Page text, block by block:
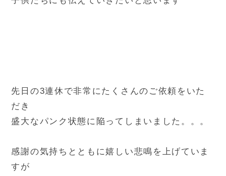
先日の3連休で非常にたくさんのご依頼をいた
だき
盛大なパンク状態に陥ってしまいました。。。
感謝の気持ちとともに嬉しい悲鳴を上げていま
すが